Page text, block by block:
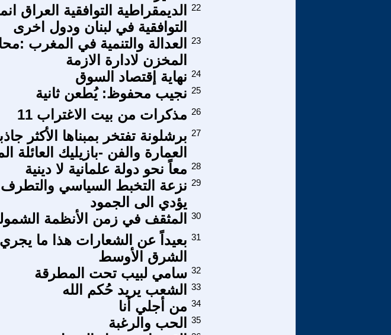
التوافقية في لبنان ودول اخرى
22
العدالة والتنمية في المغرب
المخزن لادارة الازمة
23
نهاية إقتصاد السوق 24
نجيب محفوظ: يُطعن ثانية 25
مذكرات من بيت الاغتراب 11 26
برشلونة تفتخر بمبناها الأكثر
العمارة والفن -بازيليك العائلة
27
معاً نحو دولة علمانية لا دينية 28
نزعة التخبط السياسي والتطرف
يؤدي الى الجمود
29
المثقف في زمن الأنظمة 30
بعيداً عن الشعارات هذا ما
الشرق الأوسط
31
سامي لبيب تحت المطرقة 32
الشعب يريد حُكم الله
33
من أجلي أنا 34
الحب والرغبة
35